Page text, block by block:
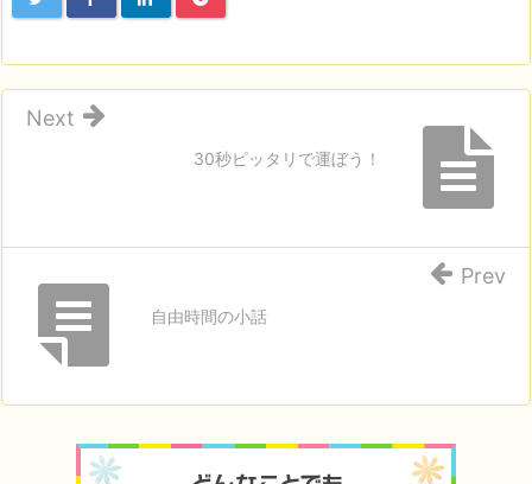
30秒ピッタリで運ぼう！
Next
自由時間の小話
Prev